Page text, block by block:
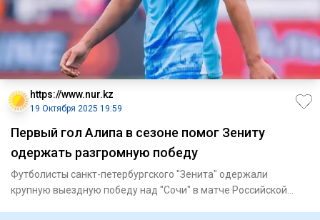
https://www.nur.kz
19 Октября 2025 19:59
Первый гол Алипа в сезоне помог Зениту
одержать разгромную победу
Футболисты санкт-петербургского "Зенита" одержали
крупную выездную победу над "Сочи" в матче Российской